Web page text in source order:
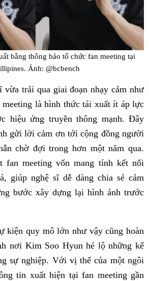
bằng thông báo tổ chức fan meeting tại
Ảnh: @bcbench
trải qua giai đoạn nhạy cảm như
là hình thức tái xuất ít áp lực
hiệu ứng truyền thông mạnh. Đây
gửi lời cảm ơn tới cộng đồng người
chờ đợi trong hơn một năm qua.
fan meeting vốn mang tính kết nối
giúp nghệ sĩ dễ dàng chia sẻ cảm
bước xây dựng lại hình ảnh trước
kiện quy mô lớn như vậy cũng hoàn
nơi Kim Soo Hyun hé lộ những kế
sự nghiệp. Với vị thế của một ngôi
tin xuất hiện tại fan meeting gần